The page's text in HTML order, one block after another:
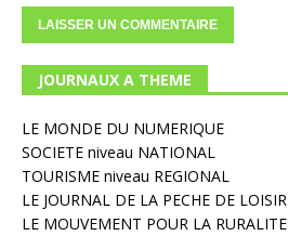
JOURNAUX A THEME
LE MONDE DU NUMERIQUE
SOCIETE niveau NATIONAL
TOURISME niveau REGIONAL
LE JOURNAL DE LA PECHE DE LOISIR
LE MOUVEMENT POUR LA RURALITE